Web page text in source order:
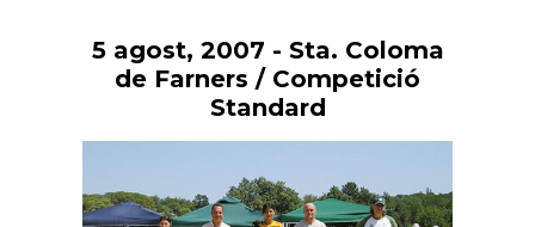
Vés
al
contingut
5 agost, 2007 - Sta. Coloma
de Farners / Competició
Standard